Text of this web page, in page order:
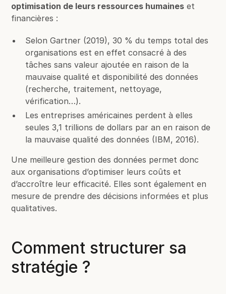
optimisation de leurs ressources humaines et
financières :
Selon Gartner (2019), 30 % du temps total des
organisations est en effet consacré à des
tâches sans valeur ajoutée en raison de la
mauvaise qualité et disponibilité des données
(recherche, traitement, nettoyage,
vérification…).
Les entreprises américaines perdent à elles
seules 3,1 trillions de dollars par an en raison de
la mauvaise qualité des données (IBM, 2016).
Une meilleure gestion des données permet donc
aux organisations d’optimiser leurs coûts et
d’accroître leur efficacité. Elles sont également en
mesure de prendre des décisions informées et plus
qualitatives.
Comment structurer sa
stratégie ?